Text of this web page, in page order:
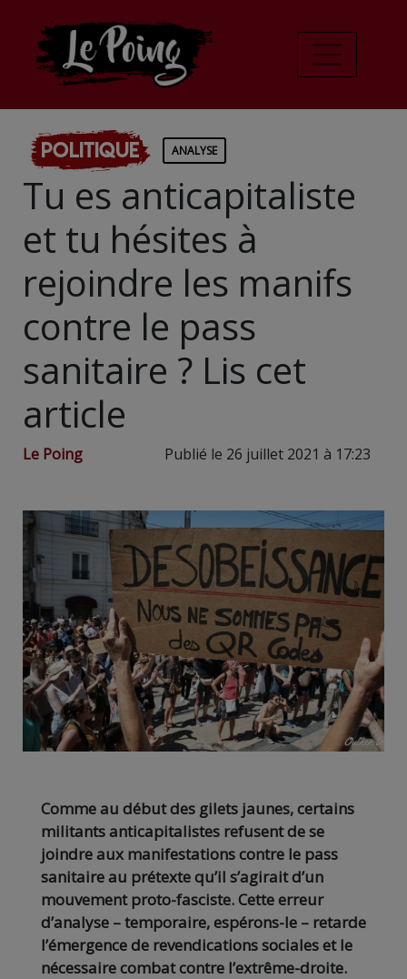
Politique ANALYSE
Tu es anticapitaliste
et tu hésites à
rejoindre les manifs
contre le pass
sanitaire ? Lis cet
article
Le Poing Publié le 26 juillet 2021 à 17:23
Comme au début des gilets jaunes, certains
militants anticapitalistes refusent de se
joindre aux manifestations contre le pass
sanitaire au prétexte qu’il s’agirait d’un
mouvement proto-fasciste. Cette erreur
d’analyse – temporaire, espérons-le – retarde
l’émergence de revendications sociales et le
nécessaire combat contre l’extrême-droite.